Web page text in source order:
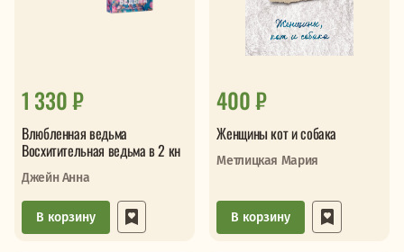
1 330 ₽
Влюбленная ведьма
Восхитительная ведьма в 2 кн
Джейн Анна
В корзину
400 ₽
Женщины кот и собака
Метлицкая Мария
В корзину